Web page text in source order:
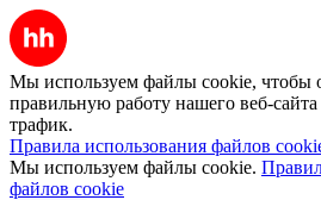
Мы используем файлы cookie, чтобы
правильную работу нашего веб-сайта
трафик.
Правила использования файлов
Мы используем файлы cookie.
файлов cookie